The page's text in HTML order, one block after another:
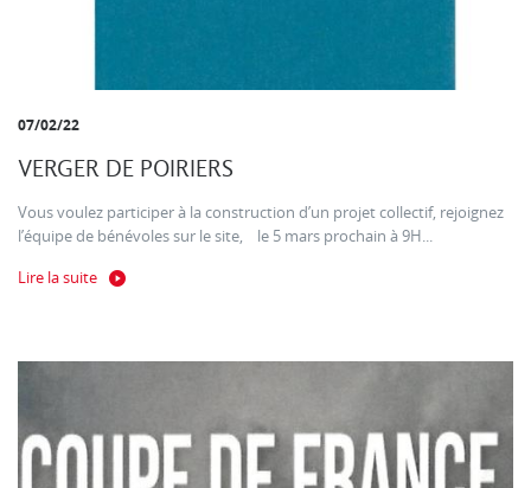
07/02/22
VERGER DE POIRIERS
Vous voulez participer à la construction d’un projet collectif, rejoignez
l’équipe de bénévoles sur le site, le 5 mars prochain à 9H...
Lire la suite